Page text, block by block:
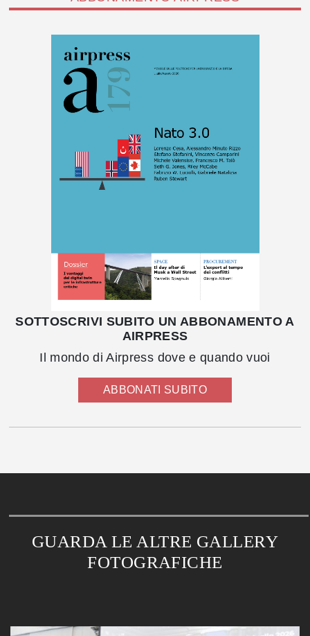
SOTTOSCRIVI SUBITO UN ABBONAMENTO A
AIRPRESS
Il mondo di Airpress dove e quando vuoi
ABBONATI SUBITO
GUARDA LE ALTRE GALLERY
FOTOGRAFICHE